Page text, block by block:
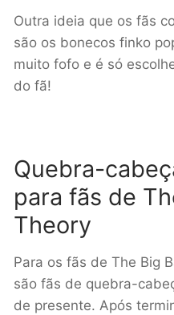
Outra ideia que os fãs
são os bonecos finko
muito fofo e é só
do fã!
Quebra-
para fãs de
Theory
Para os fãs de The Big
são fãs de quebra-
de presente. Após